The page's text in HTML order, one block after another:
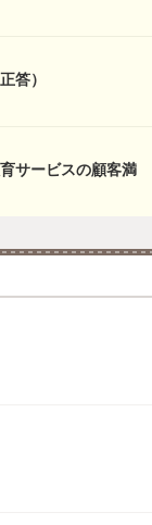
答）
サービスの顧客満